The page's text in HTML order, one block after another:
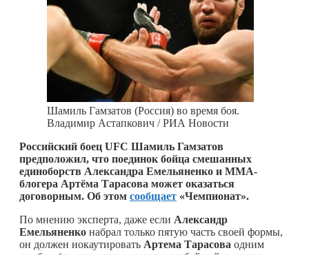
Шамиль Гамзатов (Россия) во время боя.
Владимир Астапкович / РИА Новости
Российский боец UFC Шамиль Гамзатов
предположил, что поединок бойца смешанных
единоборств Александра Емельяненко и ММА-
блогера Артёма Тарасова может оказаться
договорным. Об этом сообщает «Чемпионат».
По мнению эксперта, даже если Александр
Емельяненко набрал только пятую часть своей формы,
он должен нокаутировать Артема Тарасова одним